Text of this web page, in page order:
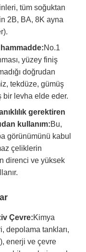
tüm soğuktan
2B, BA, 8K ayna
No.1
yüzey finiş
doğrudan
tekdüze, gümüş
bir levha elde eder.
gerektiren
kullanım:Bu,
görünümünü kabul
çeliklerin
direnci ve yüksek
Çevre:Kimya
depolama tankları,
enerji ve çevre